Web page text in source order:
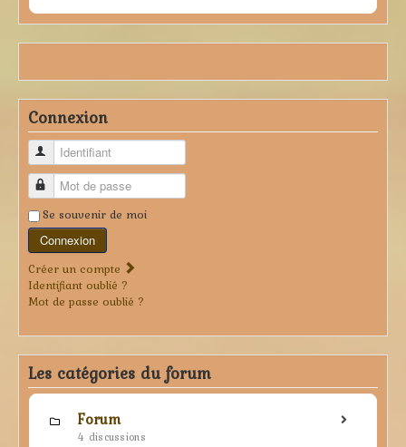
Connexion
Identifiant
Mot de passe
Se souvenir de moi
Connexion
Créer un compte
Identifiant oublié ?
Mot de passe oublié ?
Les catégories du forum
Forum
4 discussions